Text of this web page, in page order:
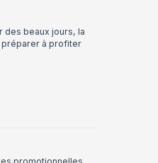
des beaux jours, la
préparer à profiter